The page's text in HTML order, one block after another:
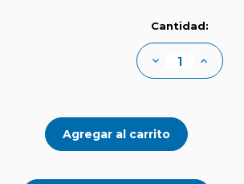
Cantidad:
Disminuir
cantidad
para
rajar
madera
3lb
Aumentar
cantidad